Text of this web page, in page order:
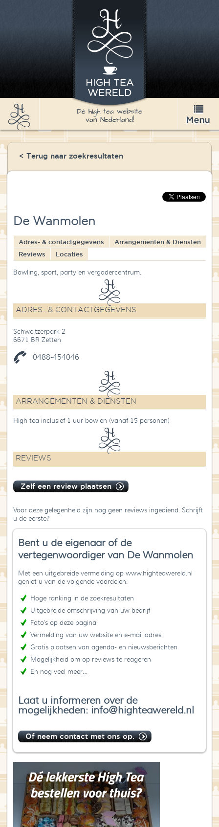
High Tea
Recepten
Over High Tea Wereld
Contact
Dé high tea website
van Nederland!
< Terug naar zoekresultaten
De Wanmolen
Adres- & contactgegevens
Arrangementen & Diensten
Reviews
Locaties
Bowling, sport, party en vergadercentrum.
ADRES- & CONTACTGEGEVENS
Schweitzerpark 2
6671 BR Zetten
0488-454046
ARRANGEMENTEN & DIENSTEN
High tea inclusief 1 uur bowlen (vanaf 15 personen)
REVIEWS
Zelf een review plaatsen
Voor deze gelegenheid zijn nog geen reviews ingediend. Schrijft
u de eerste?
Bent u de eigenaar of de
vertegenwoordiger van De Wanmolen
Met een uitgebreide vermelding op www.highteawereld.nl
geniet u van de volgende voordelen:
Hoge ranking in de zoekresultaten
Uitgebreide omschrijving van uw bedrijf
Foto’s op deze pagina
Vermelding van uw website en e-mail adres
Gratis plaatsen van agenda- en nieuwsberichten
Mogelijkheid om op reviews te reageren
En nog veel meer…
Laat u informeren over de
mogelijkheden: info@highteawereld.nl
Of neem contact met ons op.